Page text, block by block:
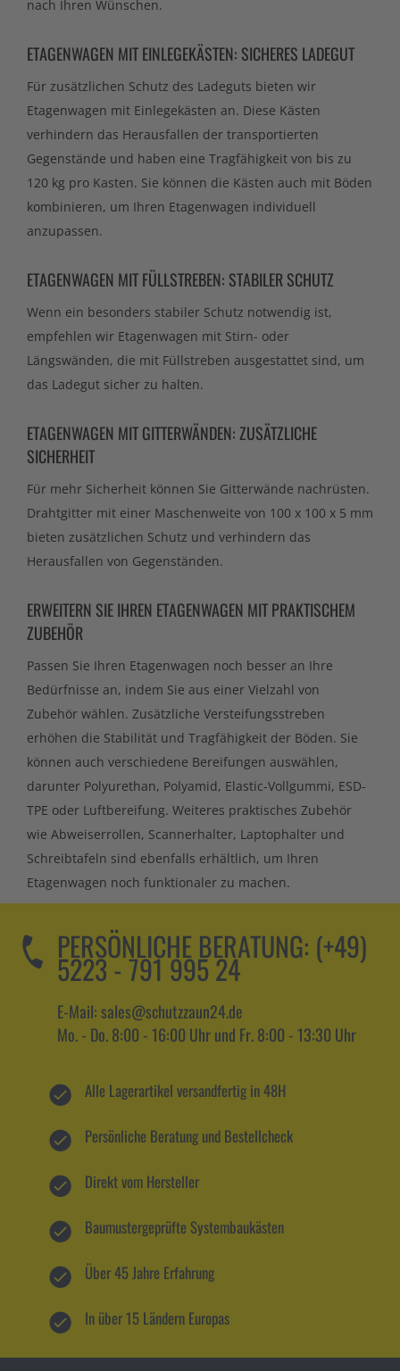
nach Ihren Wünschen.
ETAGENWAGEN MIT EINLEGEKÄSTEN: SICHERES LADEGUT
Für zusätzlichen Schutz des Ladeguts bieten wir
Etagenwagen mit Einlegekästen an. Diese Kästen
verhindern das Herausfallen der transportierten
Gegenstände und haben eine Tragfähigkeit von bis zu
120 kg pro Kasten. Sie können die Kästen auch mit Böden
kombinieren, um Ihren Etagenwagen individuell
anzupassen.
ETAGENWAGEN MIT FÜLLSTREBEN: STABILER SCHUTZ
Wenn ein besonders stabiler Schutz notwendig ist,
empfehlen wir Etagenwagen mit Stirn- oder
Längswänden, die mit Füllstreben ausgestattet sind, um
das Ladegut sicher zu halten.
ETAGENWAGEN MIT GITTERWÄNDEN: ZUSÄTZLICHE
SICHERHEIT
Für mehr Sicherheit können Sie Gitterwände nachrüsten.
Drahtgitter mit einer Maschenweite von 100 x 100 x 5 mm
bieten zusätzlichen Schutz und verhindern das
Herausfallen von Gegenständen.
ERWEITERN SIE IHREN ETAGENWAGEN MIT PRAKTISCHEM
ZUBEHÖR
Passen Sie Ihren Etagenwagen noch besser an Ihre
Bedürfnisse an, indem Sie aus einer Vielzahl von
Zubehör wählen. Zusätzliche Versteifungsstreben
erhöhen die Stabilität und Tragfähigkeit der Böden. Sie
können auch verschiedene Bereifungen auswählen,
darunter Polyurethan, Polyamid, Elastic-Vollgummi, ESD-
TPE oder Luftbereifung. Weiteres praktisches Zubehör
wie Abweiserrollen, Scannerhalter, Laptophalter und
Schreibtafeln sind ebenfalls erhältlich, um Ihren
Etagenwagen noch funktionaler zu machen.
PERSÖNLICHE BERATUNG: (+49)
5223 - 791 995 24
E-Mail: sales@schutzzaun24.de
Mo. - Do. 8:00 - 16:00 Uhr und Fr. 8:00 - 13:30 Uhr
Alle Lagerartikel versandfertig in 48H
Persönliche Beratung und Bestellcheck
Direkt vom Hersteller
Baumustergeprüfte Systembaukästen
Über 45 Jahre Erfahrung
In über 15 Ländern Europas